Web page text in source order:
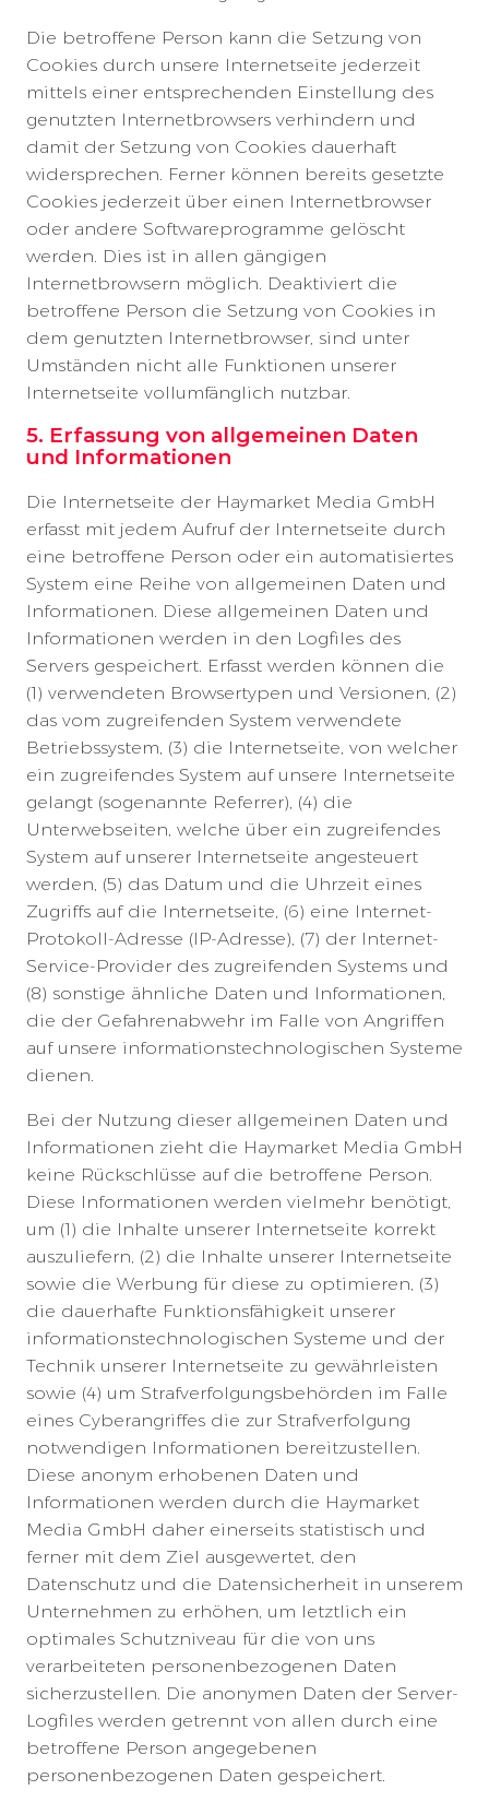
Die betroffene Person kann die Setzung von
Cookies durch unsere Internetseite jederzeit
mittels einer entsprechenden Einstellung des
genutzten Internetbrowsers verhindern und
damit der Setzung von Cookies dauerhaft
widersprechen. Ferner können bereits gesetzte
Cookies jederzeit über einen Internetbrowser
oder andere Softwareprogramme gelöscht
werden. Dies ist in allen gängigen
Internetbrowsern möglich. Deaktiviert die
betroffene Person die Setzung von Cookies in
dem genutzten Internetbrowser, sind unter
Umständen nicht alle Funktionen unserer
Internetseite vollumfänglich nutzbar.
5. Erfassung von allgemeinen Daten
und Informationen
Die Internetseite der Haymarket Media GmbH
erfasst mit jedem Aufruf der Internetseite durch
eine betroffene Person oder ein automatisiertes
System eine Reihe von allgemeinen Daten und
Informationen. Diese allgemeinen Daten und
Informationen werden in den Logfiles des
Servers gespeichert. Erfasst werden können die
(1) verwendeten Browsertypen und Versionen, (2)
das vom zugreifenden System verwendete
Betriebssystem, (3) die Internetseite, von welcher
ein zugreifendes System auf unsere Internetseite
gelangt (sogenannte Referrer), (4) die
Unterwebseiten, welche über ein zugreifendes
System auf unserer Internetseite angesteuert
werden, (5) das Datum und die Uhrzeit eines
Zugriffs auf die Internetseite, (6) eine Internet-
Protokoll-Adresse (IP-Adresse), (7) der Internet-
Service-Provider des zugreifenden Systems und
(8) sonstige ähnliche Daten und Informationen,
die der Gefahrenabwehr im Falle von Angriffen
auf unsere informationstechnologischen Systeme
dienen.
Bei der Nutzung dieser allgemeinen Daten und
Informationen zieht die Haymarket Media GmbH
keine Rückschlüsse auf die betroffene Person.
Diese Informationen werden vielmehr benötigt,
um (1) die Inhalte unserer Internetseite korrekt
auszuliefern, (2) die Inhalte unserer Internetseite
sowie die Werbung für diese zu optimieren, (3)
die dauerhafte Funktionsfähigkeit unserer
informationstechnologischen Systeme und der
Technik unserer Internetseite zu gewährleisten
sowie (4) um Strafverfolgungsbehörden im Falle
eines Cyberangriffes die zur Strafverfolgung
notwendigen Informationen bereitzustellen.
Diese anonym erhobenen Daten und
Informationen werden durch die Haymarket
Media GmbH daher einerseits statistisch und
ferner mit dem Ziel ausgewertet, den
Datenschutz und die Datensicherheit in unserem
Unternehmen zu erhöhen, um letztlich ein
optimales Schutzniveau für die von uns
verarbeiteten personenbezogenen Daten
sicherzustellen. Die anonymen Daten der Server-
Logfiles werden getrennt von allen durch eine
betroffene Person angegebenen
personenbezogenen Daten gespeichert.